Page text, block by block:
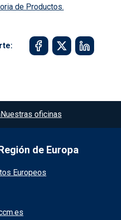
de Productos.
Nuestras oficinas
de Europa
Europeos